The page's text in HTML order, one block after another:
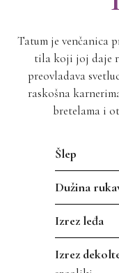
Tatum je venčanica
tila koji joj daje
preovladava
raskošna
bretelama i
Šlep
Dužina
Izrez leđa
Izrez